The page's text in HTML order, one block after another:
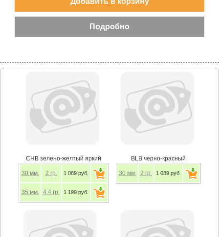
CHB зелено-желтый яркий
30 мм. 2 гр. 1 089 руб.
35 мм. 4.4 гр. 1 199 руб.
BLB черно-красный
30 мм. 2 гр. 1 089 руб.